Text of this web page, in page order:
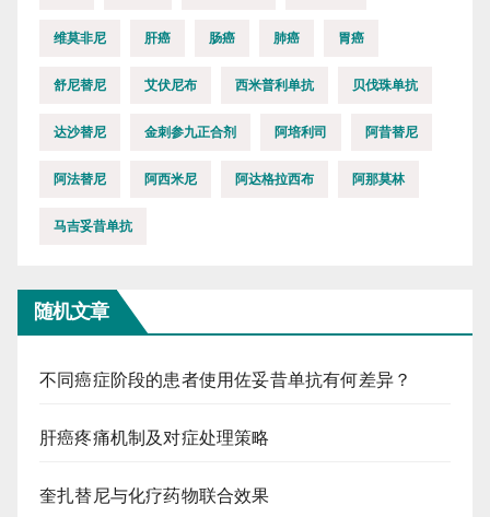
维莫非尼 肝癌 肠癌 肺癌 胃癌
舒尼替尼 艾伏尼布 西米普利单抗 贝伐珠单抗
达沙替尼 金刺参九正合剂 阿培利司 阿昔替尼
阿法替尼 阿西米尼 阿达格拉西布 阿那莫林
马吉妥昔单抗
随机文章
不同癌症阶段的患者使用佐妥昔单抗有何差异？
肝癌疼痛机制及对症处理策略
奎扎替尼与化疗药物联合效果